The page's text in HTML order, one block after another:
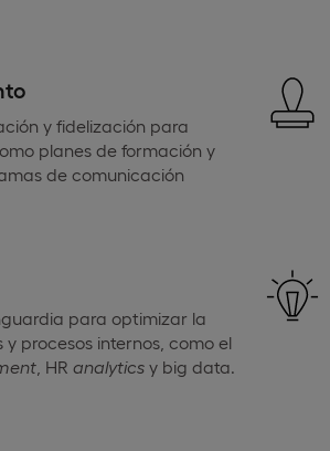
y fidelización para
planes de formación y
de comunicación
para optimizar la
procesos internos, como el
, HR analytics y big data.